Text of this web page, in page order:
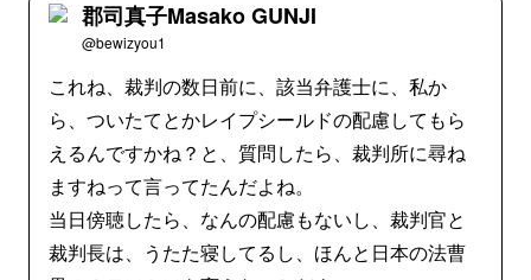
郡司真子Masako GUNJI
@bewizyou1
これね、裁判の数日前に、該当弁護士に、私か
ら、ついたてとかレイプシールドの配慮してもら
えるんですかね？と、質問したら、裁判所に尋ね
ますねって言ってたんだよね。
当日傍聴したら、なんの配慮もないし、裁判官と
裁判長は、うたた寝してるし、ほんと日本の法曹